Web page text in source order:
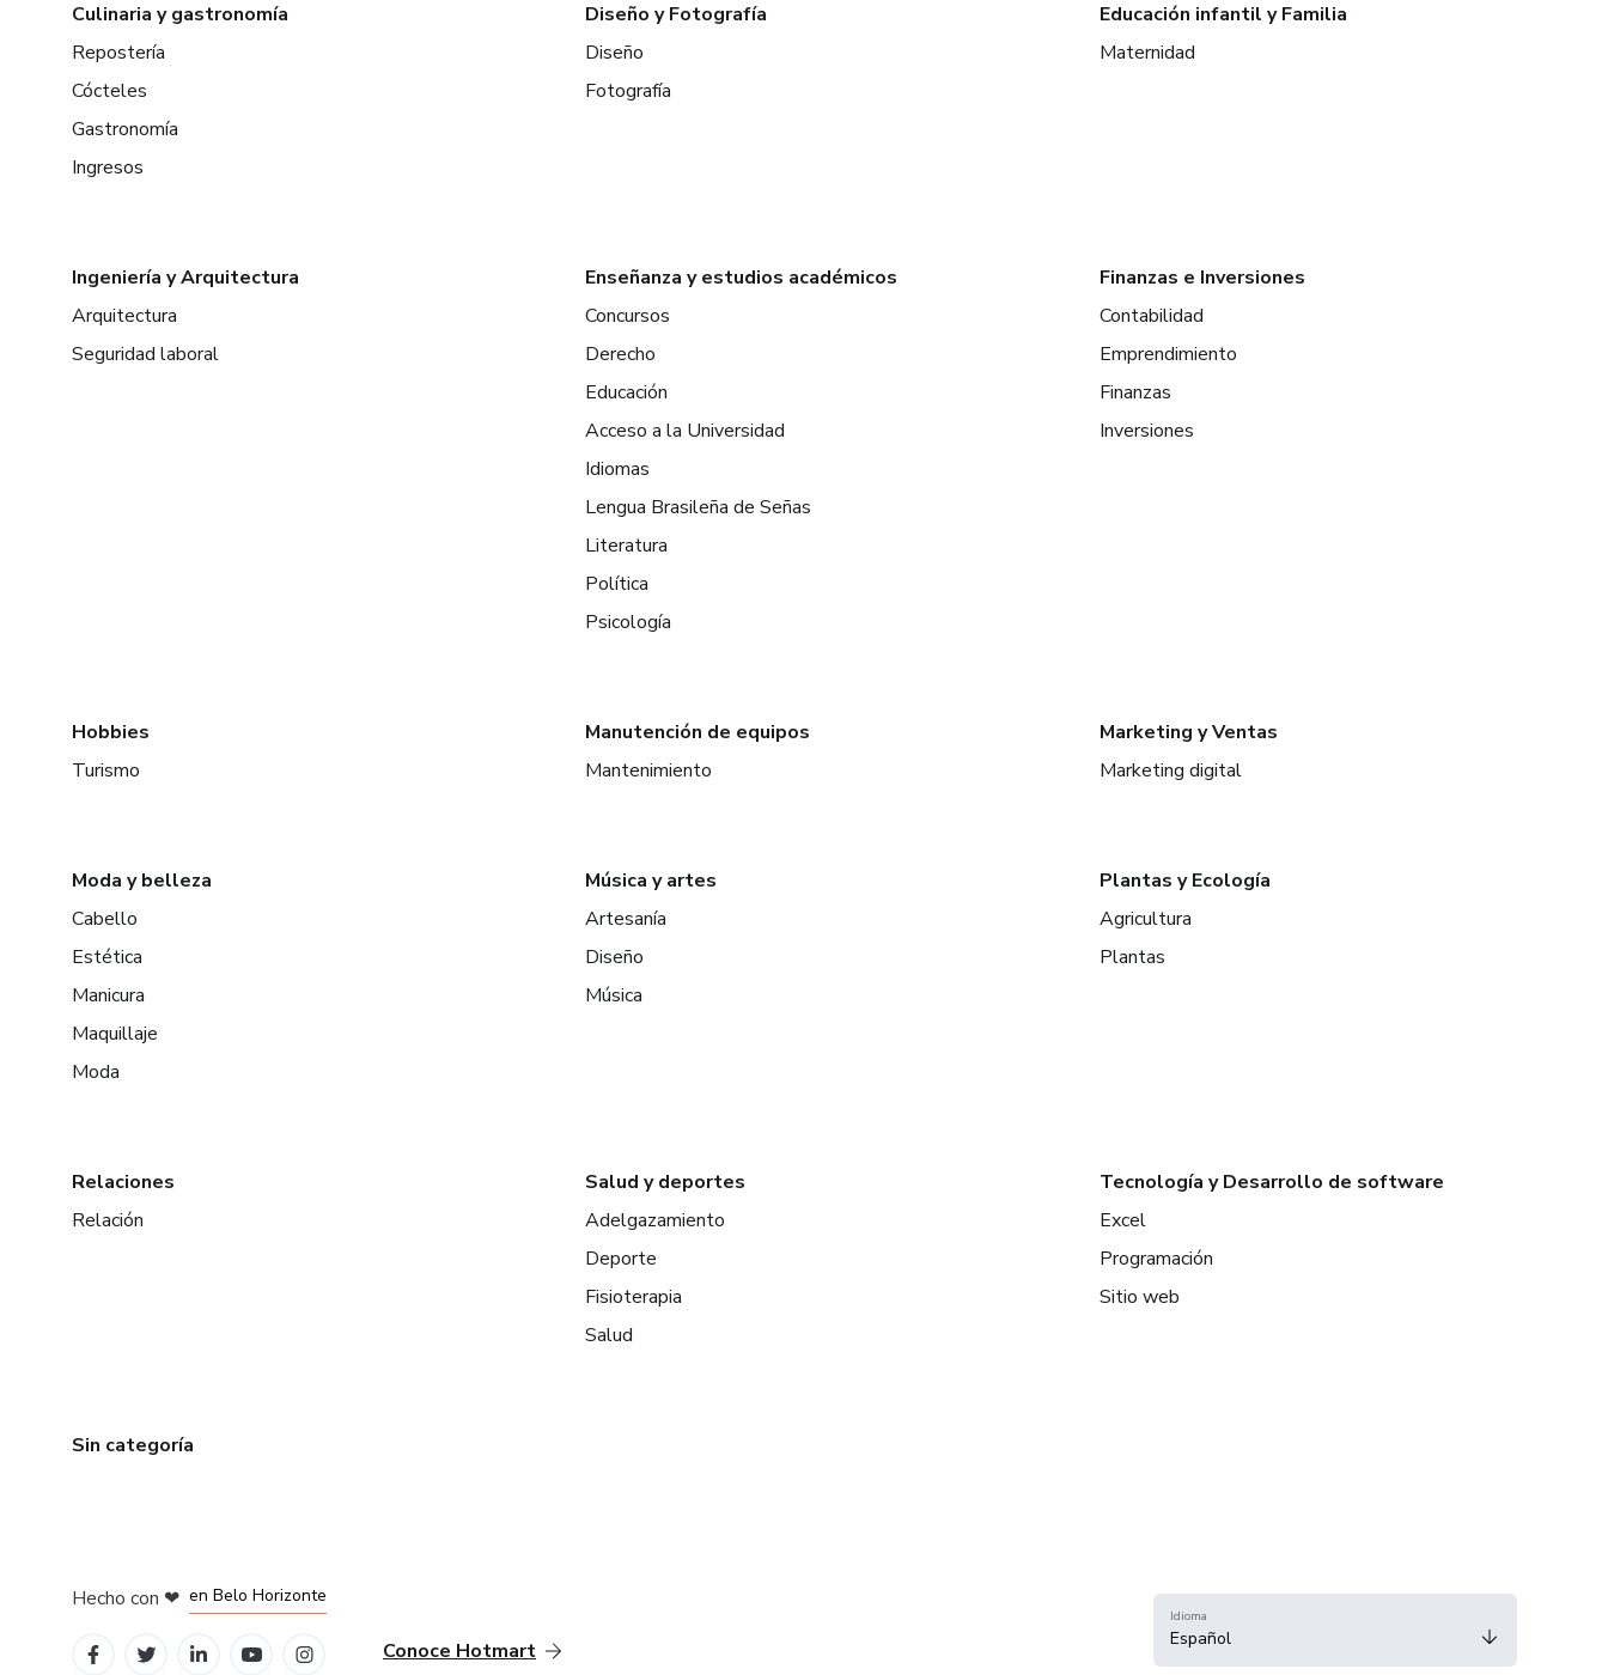
Culinaria y gastronomía
Repostería
Cócteles
Gastronomía
Ingresos
Diseño y Fotografía
Diseño
Fotografía
Educación infantil y Familia
Maternidad
Ingeniería y Arquitectura
Arquitectura
Seguridad laboral
Enseñanza y estudios académicos
Concursos
Derecho
Educación
Acceso a la Universidad
Idiomas
Lengua Brasileña de Señas
Literatura
Política
Psicología
Finanzas e Inversiones
Contabilidad
Emprendimiento
Finanzas
Inversiones
Hobbies
Turismo
Manutención de equipos
Mantenimiento
Marketing y Ventas
Marketing digital
Moda y belleza
Cabello
Estética
Manicura
Maquillaje
Moda
Música y artes
Artesanía
Diseño
Música
Plantas y Ecología
Agricultura
Plantas
Relaciones
Relación
Salud y deportes
Adelgazamiento
Deporte
Fisioterapia
Salud
Tecnología y Desarrollo de software
Excel
Programación
Sitio web
Sin categoría
Hecho con ❤ en Belo Horizonte
Conoce Hotmart
Idioma
Español